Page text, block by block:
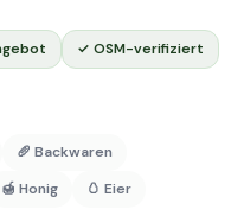
✓ OSM-verifiziert
🥖 Backwaren
🍯 Honig 🥚 Eier